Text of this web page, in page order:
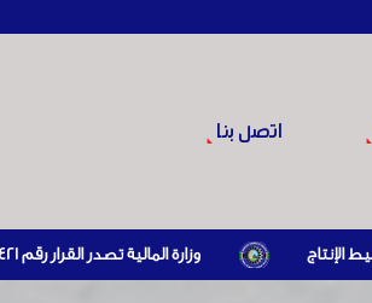
اتصل بنا
وزارة المالية تصدر القرار رقم 421 تاريخ 24/3/2026 المتضمن الزام المستوردين بإبراز براءة ذمة مالية سارية صادرة عن الهيئة العامة للضرائب والرسوم أو مديرياتها عند القيام بعمليات الاستيراد